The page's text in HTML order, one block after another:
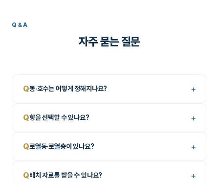
Q&A
자주 묻는 질문
Q동·호수는 어떻게 정해지나요? +
Q향을 선택할 수 있나요? +
Q로열동·로열층이 있나요? +
Q배치 자료를 받을 수 있나요? +